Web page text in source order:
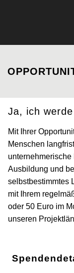
WIE WIR HELFEN
ÜBER UNS
Ja, ich
Mit Ihrer
Menschen
Ausbildung und
selbstbestimmtes
mit Ihrem
oder 50 Euro im
unseren